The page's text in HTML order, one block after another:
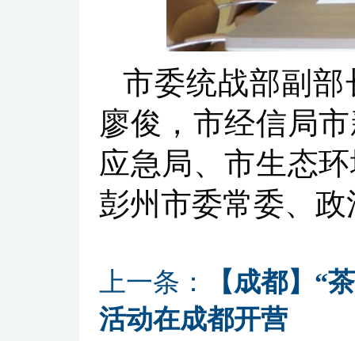
市委统战部副
廖俊，市经信局
应急局、市生态
彭州市委常委、
上一条：
【成都】“
活动在成都开营